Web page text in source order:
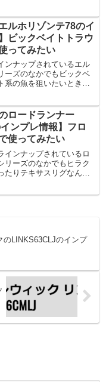
された、GE-66MH+Rソフ
エ...
ルホリゾンテ78のイ
ビックベイトトラウ
ってみたい
ンナップされているエル
ーズのなかでもビックベ
系の魚を狙いたいときに
スペックのロッドなので
うこと...
ロードランナー
ンプレ情報】フロ
使ってみたい
インナップされているロ
リーズのなかでもヒラク
たりテキサスリグなんか
のLINKS63CLJのインプ